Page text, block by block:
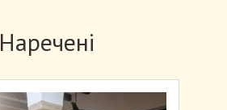
Наречені